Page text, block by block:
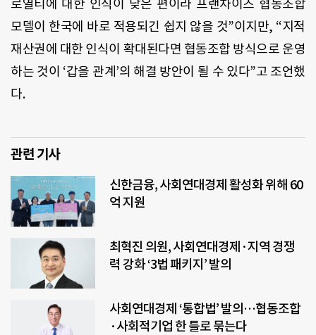
로열티에 대한 인식이 낮은 편이라 프랜차이즈 협동조합
모델이 한국에 바로 적용되긴 쉽지 않을 것”이지만, “지적
재산권에 대한 인식이 확대된다면 협동조합 방식으로 운영
하는 것이 ‘갑을 관계’의 해결 방안이 될 수 있다”고 조언했
다.
관련 기사
신한금융, 사회연대경제 활성화 위해 60
억 지원
최혁진 의원, 사회연대경제·지역 경쟁
력 강화 ‘3법 패키지’ 발의
사회연대경제 ‘통합법’ 발의…협동조합
·사회적기업 한 틀로 묶는다